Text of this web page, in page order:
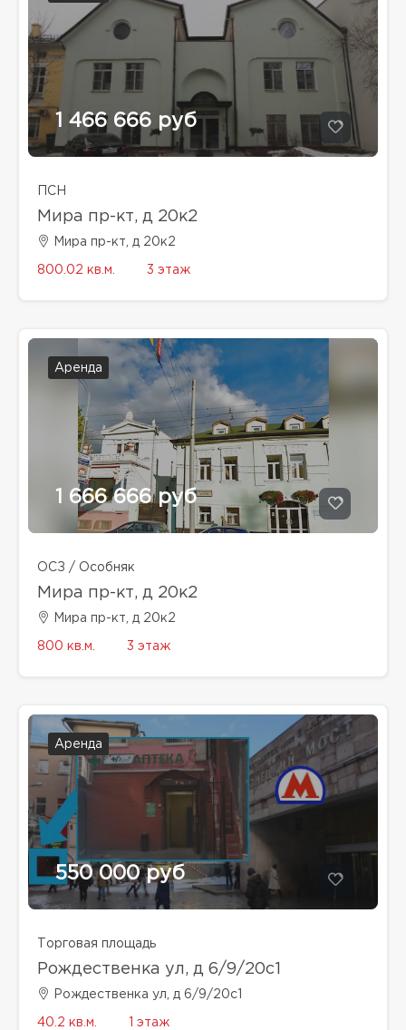
1 466 666 руб
ПСН
Мира пр-кт, д 20к2
Мира пр-кт, д 20к2
800.02 кв.м. 3 этаж
Аренда
1 666 666 руб
ОСЗ / Особняк
Мира пр-кт, д 20к2
Мира пр-кт, д 20к2
800 кв.м. 3 этаж
Аренда
550 000 руб
Торговая площадь
Рождественка ул, д 6/9/20с1
Рождественка ул, д 6/9/20с1
40.2 кв.м. 1 этаж